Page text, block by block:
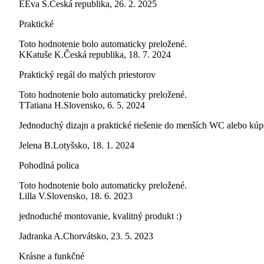
EEva Š.Česká republika, 26. 2. 2025
Praktické
Toto hodnotenie bolo automaticky preložené.
KKatuše K.Česká republika, 18. 7. 2024
Praktický regál do malých priestorov
Toto hodnotenie bolo automaticky preložené.
TTatiana H.Slovensko, 6. 5. 2024
Jednoduchý dizajn a praktické riešenie do menších WC alebo
Jelena B.Lotyšsko, 18. 1. 2024
Pohodlná polica
Toto hodnotenie bolo automaticky preložené.
Lilla V.Slovensko, 18. 6. 2023
jednoduché montovanie, kvalitný produkt :)
Jadranka A.Chorvátsko, 23. 5. 2023
Krásne a funkčné